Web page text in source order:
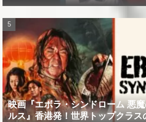
映画『エボラ・シンドローム 悪
ルス』香港発！世界トップクラス